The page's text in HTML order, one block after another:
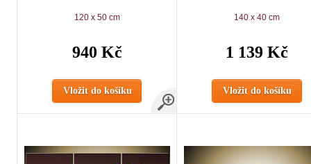
120 x 50 cm
940 Kč
Vložit do košíku
140 x 40 cm
1 139 Kč
Vložit do košíku